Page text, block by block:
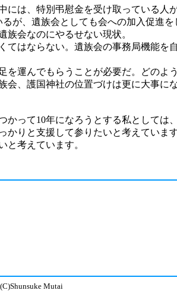
は、特別弔慰金を受け取っている人
が、遺族会としても会への加入促進
会なのにやるせない現状。
はならない。遺族会の事務局機能
運んでもらうことが必要だ。どの
、護国神社の位置づけは更に大事に
って10年になろうとする私としては
りと支援して参りたいと考えていま
と考えています。
(C)Shunsuke Mutai